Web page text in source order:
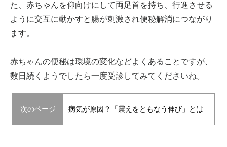
た、赤ちゃんを仰向けにして両足首を持ち、行進させる
ように交互に動かすと腸が刺激され便秘解消につながり
ます。
赤ちゃんの便秘は環境の変化などよくあることですが、
数日続くようでしたら一度受診してみてくださいね。
次のページ 病気が原因？「震えをともなう伸び」とは